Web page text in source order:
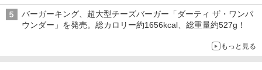
バーガーキング、超大型チーズバーガー「ダーティ ザ・ワンパ
ウンダー」を発売。総カロリー約1656kcal、総重量約527g！
もっと見る